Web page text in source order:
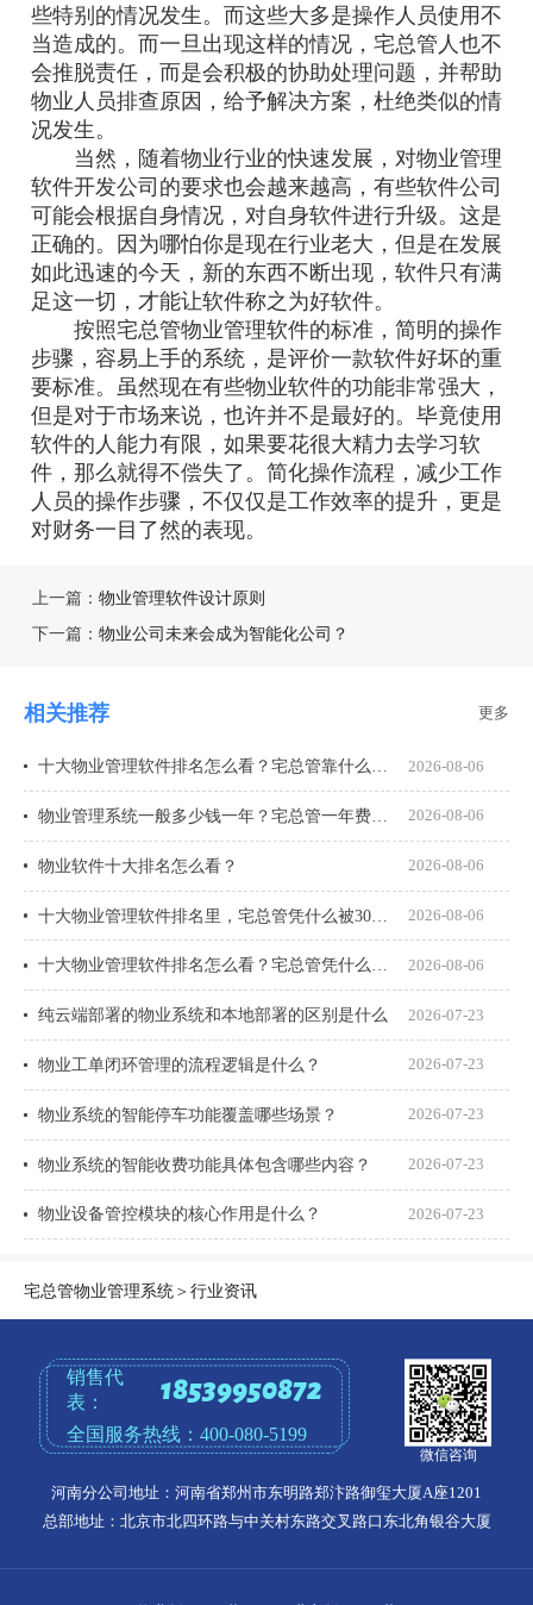
些特别的情况发生。而这些大多是操作人员使用不
当造成的。而一旦出现这样的情况，宅总管人也不
会推脱责任，而是会积极的协助处理问题，并帮助
物业人员排查原因，给予解决方案，杜绝类似的情
况发生。
当然，随着物业行业的快速发展，对物业管理
软件开发公司的要求也会越来越高，有些软件公司
可能会根据自身情况，对自身软件进行升级。这是
正确的。因为哪怕你是现在行业老大，但是在发展
如此迅速的今天，新的东西不断出现，软件只有满
足这一切，才能让软件称之为好软件。
按照宅总管物业管理软件的标准，简明的操作
步骤，容易上手的系统，是评价一款软件好坏的重
要标准。虽然现在有些物业软件的功能非常强大，
但是对于市场来说，也许并不是最好的。毕竟使用
软件的人能力有限，如果要花很大精力去学习软
件，那么就得不偿失了。简化操作流程，减少工作
人员的操作步骤，不仅仅是工作效率的提升，更是
对财务一目了然的表现。
上一篇： 物业管理软件设计原则
下一篇： 物业公司未来会成为智能化公司？
相关推荐 更多
2026-08-06
2026-08-06
物业软件十大排名怎么看？ 2026-08-06
2026-08-06
十大物业管理软件排名怎么看？宅总管凭什么能进榜？ 2026-08-06
纯云端部署的物业系统和本地部署的区别是什么 2026-07-23
物业工单闭环管理的流程逻辑是什么？ 2026-07-23
物业系统的智能停车功能覆盖哪些场景？ 2026-07-23
物业系统的智能收费功能具体包含哪些内容？ 2026-07-23
物业设备管控模块的核心作用是什么？ 2026-07-23
宅总管物业管理系统＞行业资讯
销售代
表：
18539950872
全国服务热线：400-080-5199
微信咨询
河南分公司地址：河南省郑州市东明路郑汴路御玺大厦A座1201
总部地址：北京市北四环路与中关村东路交叉路口东北角银谷大厦